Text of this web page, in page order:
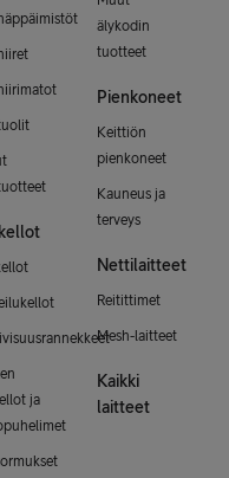
ja
älykodin
tuotteet
Pienkoneet
Keittiön
pienkoneet
Kauneus ja
terveys
Nettilaitteet
Reitittimet
Mesh-laitteet
Kaikki
laitteet